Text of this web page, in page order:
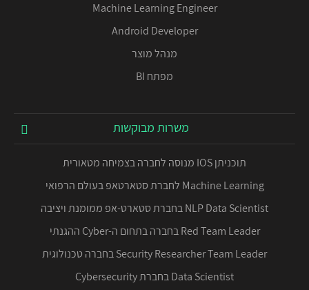
Machine Learning Engineer
Android Developer
מנהל מוצר
מפתח BI
משרות מבוקשות
תוכניתן IOS מנוסה לחברה בצמיחה מטאורית
Machine Learning לחברת סטארטאפ בעולם הרפואי
NLP Data Scientist בחברת סטארט-אפ ממומנת ויציבה
Red Team Leader בחברה בתחום ה-Cyber ההגנתי
Security Researcher Team Leader בחברה טכנולוגית
Data Scientist בחברת Cybersecurity